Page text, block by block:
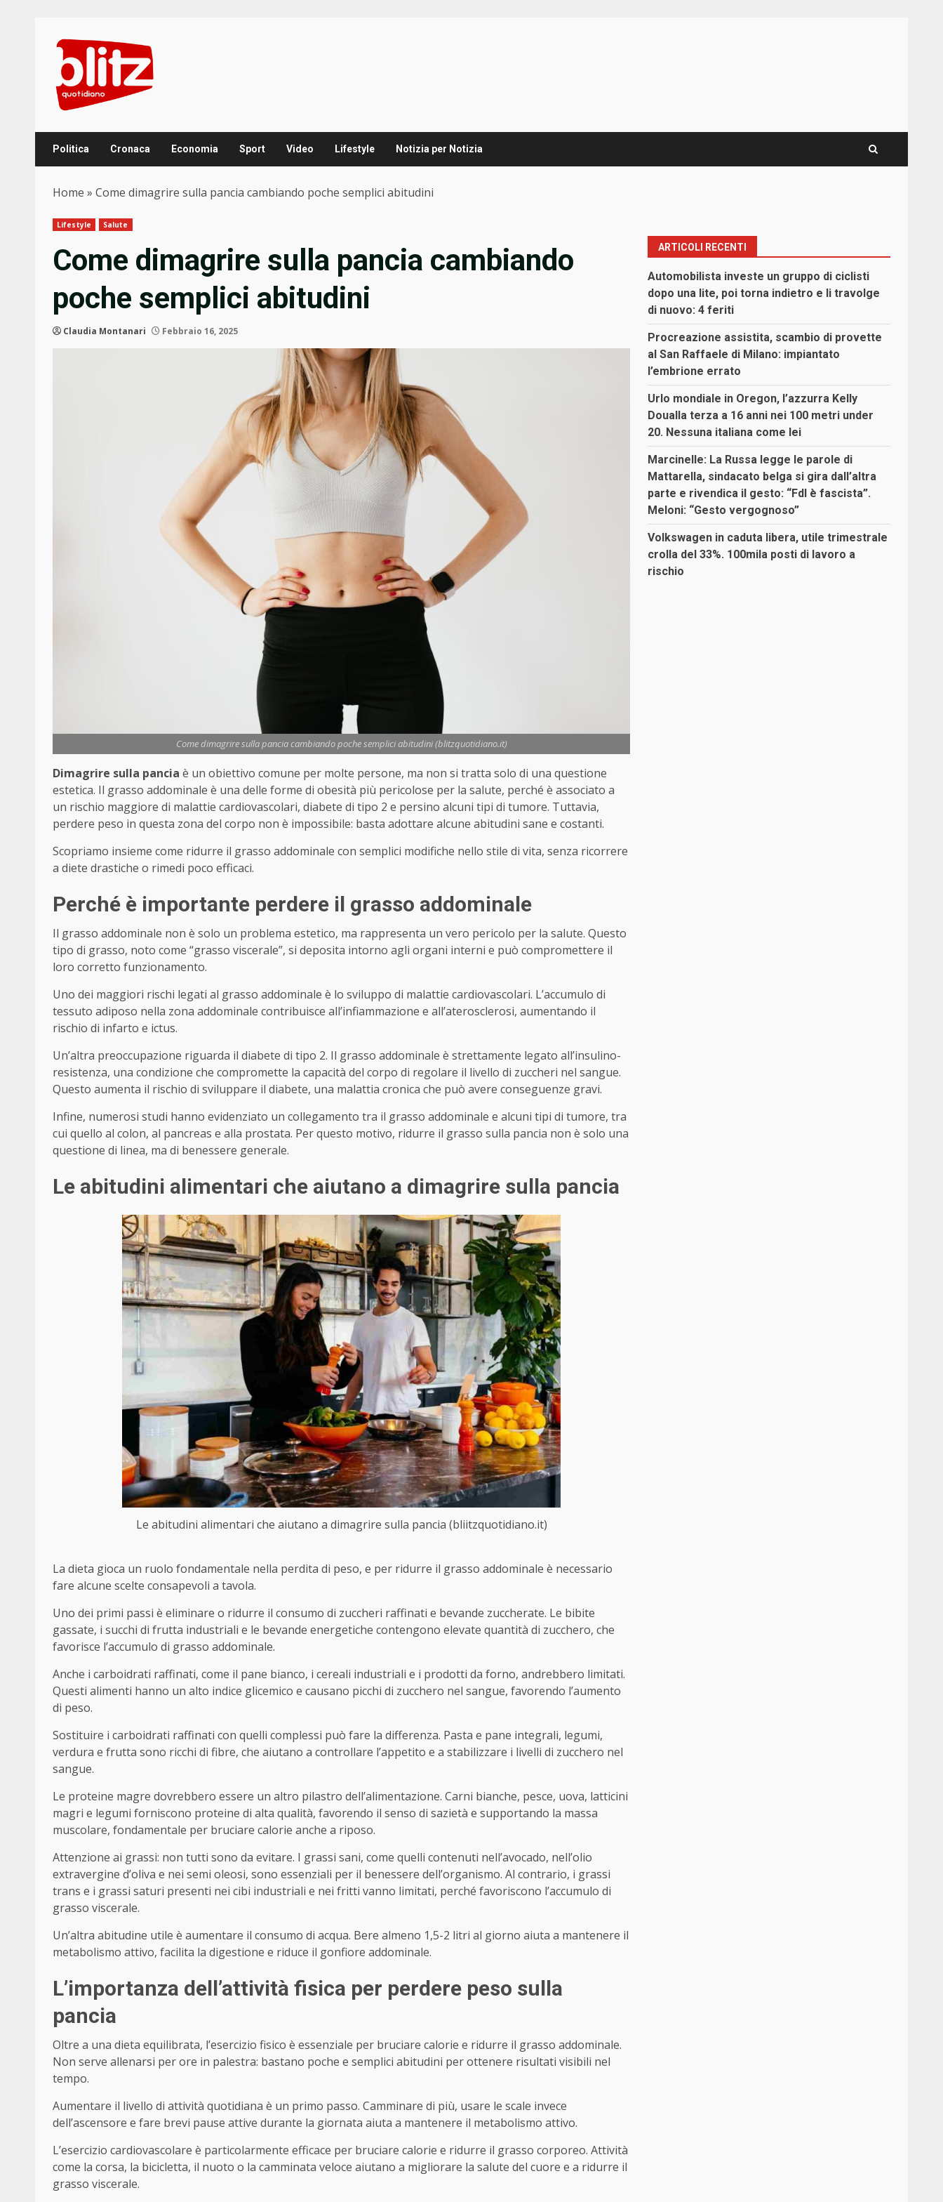
content
Politica Cronaca Economia Sport Video Lifestyle Notizia per Notizia
Home » Come dimagrire sulla pancia cambiando poche semplici abitudini
Lifestyle Salute
Come dimagrire sulla pancia cambiando
poche semplici abitudini
Claudia Montanari Febbraio 16, 2025
Come dimagrire sulla pancia cambiando poche semplici abitudini (blitzquotidiano.it)
Dimagrire sulla pancia è un obiettivo comune per molte persone, ma non si tratta solo di una questione
estetica. Il grasso addominale è una delle forme di obesità più pericolose per la salute, perché è associato a
un rischio maggiore di malattie cardiovascolari, diabete di tipo 2 e persino alcuni tipi di tumore. Tuttavia,
perdere peso in questa zona del corpo non è impossibile: basta adottare alcune abitudini sane e costanti.
Scopriamo insieme come ridurre il grasso addominale con semplici modifiche nello stile di vita, senza ricorrere
a diete drastiche o rimedi poco efficaci.
Perché è importante perdere il grasso addominale
Il grasso addominale non è solo un problema estetico, ma rappresenta un vero pericolo per la salute. Questo
tipo di grasso, noto come “grasso viscerale”, si deposita intorno agli organi interni e può compromettere il
loro corretto funzionamento.
Uno dei maggiori rischi legati al grasso addominale è lo sviluppo di malattie cardiovascolari. L’accumulo di
tessuto adiposo nella zona addominale contribuisce all’infiammazione e all’aterosclerosi, aumentando il
rischio di infarto e ictus.
Un’altra preoccupazione riguarda il diabete di tipo 2. Il grasso addominale è strettamente legato all’insulino-
resistenza, una condizione che compromette la capacità del corpo di regolare il livello di zuccheri nel sangue.
Questo aumenta il rischio di sviluppare il diabete, una malattia cronica che può avere conseguenze gravi.
Infine, numerosi studi hanno evidenziato un collegamento tra il grasso addominale e alcuni tipi di tumore, tra
cui quello al colon, al pancreas e alla prostata. Per questo motivo, ridurre il grasso sulla pancia non è solo una
questione di linea, ma di benessere generale.
Le abitudini alimentari che aiutano a dimagrire sulla pancia
Le abitudini alimentari che aiutano a dimagrire sulla pancia (bliitzquotidiano.it)
La dieta gioca un ruolo fondamentale nella perdita di peso, e per ridurre il grasso addominale è necessario
fare alcune scelte consapevoli a tavola.
Uno dei primi passi è eliminare o ridurre il consumo di zuccheri raffinati e bevande zuccherate. Le bibite
gassate, i succhi di frutta industriali e le bevande energetiche contengono elevate quantità di zucchero, che
favorisce l’accumulo di grasso addominale.
Anche i carboidrati raffinati, come il pane bianco, i cereali industriali e i prodotti da forno, andrebbero limitati.
Questi alimenti hanno un alto indice glicemico e causano picchi di zucchero nel sangue, favorendo l’aumento
di peso.
Sostituire i carboidrati raffinati con quelli complessi può fare la differenza. Pasta e pane integrali, legumi,
verdura e frutta sono ricchi di fibre, che aiutano a controllare l’appetito e a stabilizzare i livelli di zucchero nel
sangue.
Le proteine magre dovrebbero essere un altro pilastro dell’alimentazione. Carni bianche, pesce, uova, latticini
magri e legumi forniscono proteine di alta qualità, favorendo il senso di sazietà e supportando la massa
muscolare, fondamentale per bruciare calorie anche a riposo.
Attenzione ai grassi: non tutti sono da evitare. I grassi sani, come quelli contenuti nell’avocado, nell’olio
extravergine d’oliva e nei semi oleosi, sono essenziali per il benessere dell’organismo. Al contrario, i grassi
trans e i grassi saturi presenti nei cibi industriali e nei fritti vanno limitati, perché favoriscono l’accumulo di
grasso viscerale.
Un’altra abitudine utile è aumentare il consumo di acqua. Bere almeno 1,5-2 litri al giorno aiuta a mantenere il
metabolismo attivo, facilita la digestione e riduce il gonfiore addominale.
L’importanza dell’attività fisica per perdere peso sulla
pancia
Oltre a una dieta equilibrata, l’esercizio fisico è essenziale per bruciare calorie e ridurre il grasso addominale.
Non serve allenarsi per ore in palestra: bastano poche e semplici abitudini per ottenere risultati visibili nel
tempo.
Aumentare il livello di attività quotidiana è un primo passo. Camminare di più, usare le scale invece
dell’ascensore e fare brevi pause attive durante la giornata aiuta a mantenere il metabolismo attivo.
L’esercizio cardiovascolare è particolarmente efficace per bruciare calorie e ridurre il grasso corporeo. Attività
come la corsa, la bicicletta, il nuoto o la camminata veloce aiutano a migliorare la salute del cuore e a ridurre il
grasso viscerale.
ARTICOLI RECENTI
Automobilista investe un gruppo di ciclisti
dopo una lite, poi torna indietro e li travolge
di nuovo: 4 feriti
Procreazione assistita, scambio di provette
al San Raffaele di Milano: impiantato
l’embrione errato
Urlo mondiale in Oregon, l’azzurra Kelly
Doualla terza a 16 anni nei 100 metri under
20. Nessuna italiana come lei
Marcinelle: La Russa legge le parole di
Mattarella, sindacato belga si gira dall’altra
parte e rivendica il gesto: “FdI è fascista”.
Meloni: “Gesto vergognoso”
Volkswagen in caduta libera, utile trimestrale
crolla del 33%. 100mila posti di lavoro a
rischio